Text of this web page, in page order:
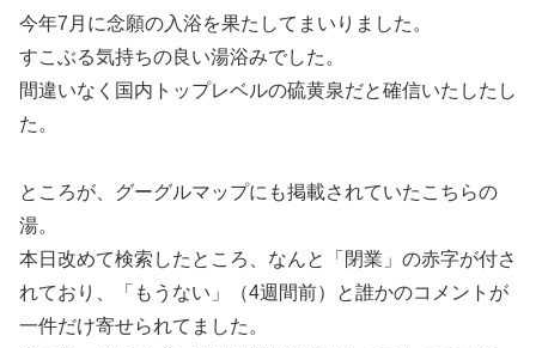
今年7月に念願の入浴を果たしてまいりました。
すこぶる気持ちの良い湯浴みでした。
間違いなく国内トップレベルの硫黄泉だと確信いたしたし
た。
ところが、グーグルマップにも掲載されていたこちらの
湯。
本日改めて検索したところ、なんと「閉業」の赤字が付さ
れており、「もうない」（4週間前）と誰かのコメントが
一件だけ寄せられてました。